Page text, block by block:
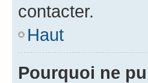
contacter.
Haut
Pourquoi ne